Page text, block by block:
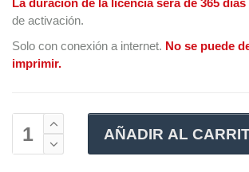
La duración de la licencia será de 365 días
de activación.
Solo con conexión a internet. No se puede
imprimir.
AÑADIR AL